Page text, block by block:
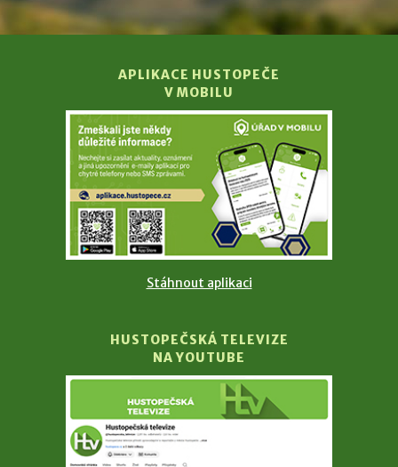
APLIKACE HUSTOPEČE
V MOBILU
Stáhnout aplikaci
HUSTOPEČSKÁ TELEVIZE
NA YOUTUBE